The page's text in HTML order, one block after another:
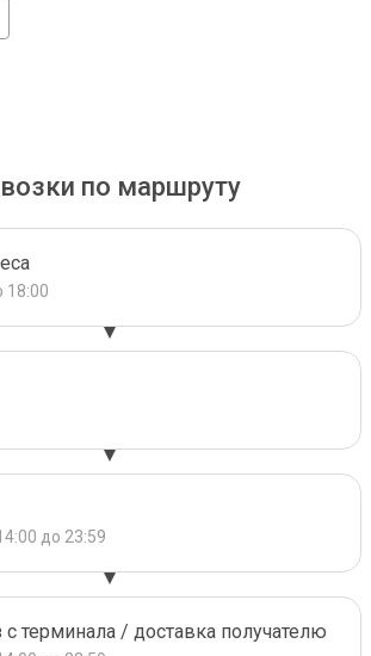
по маршруту
18:00
до 23:59
терминала / доставка получателю